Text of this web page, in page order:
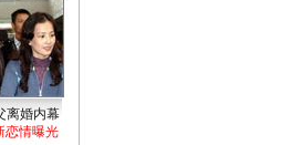
离婚内幕
恋情曝光